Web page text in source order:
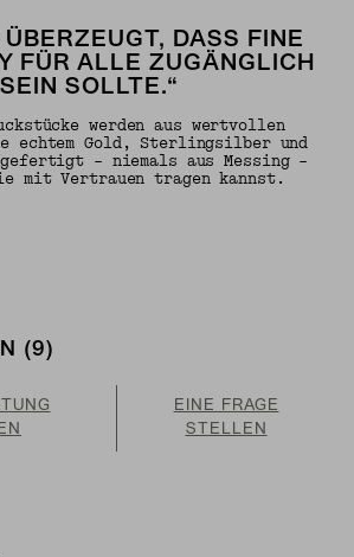
ÜBERZEUGT, DASS FINE
FÜR ALLE ZUGÄNGLICH
SEIN SOLLTE.“
werden aus wertvollen
echtem Gold, Sterlingsilber und
– niemals aus Messing –
mit Vertrauen tragen kannst.
(9)
EINE FRAGE
STELLEN